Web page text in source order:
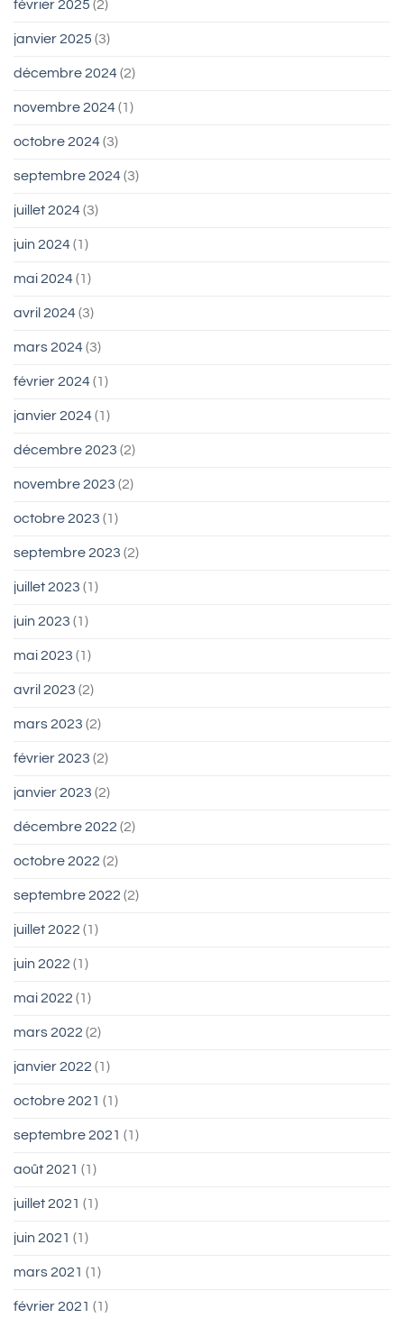
février 2025 (2)
janvier 2025 (3)
décembre 2024(2)
novembre 2024(1)
octobre 2024(3)
septembre 2024(3)
juillet 2024(3)
juin 2024(1)
mai 2024(1)
avril 2024(3)
mars 2024(3)
février 2024(1)
janvier 2024(1)
décembre 2023 (2)
novembre 2023 (2)
octobre 2023 (1)
septembre 2023 (2)
juillet 2023 (1)
juin 2023 (1)
mai 2023 (1)
avril 2023 (2)
mars 2023 (2)
février 2023 (2)
janvier 2023 (2)
décembre 2022 (2)
octobre 2022 (2)
septembre 2022 (2)
juillet 2022 (1)
juin 2022 (1)
mai 2022 (1)
mars 2022 (2)
janvier 2022 (1)
octobre 2021 (1)
septembre 2021 (1)
août 2021 (1)
juillet 2021 (1)
juin 2021 (1)
mars 2021 (1)
février 2021 (1)